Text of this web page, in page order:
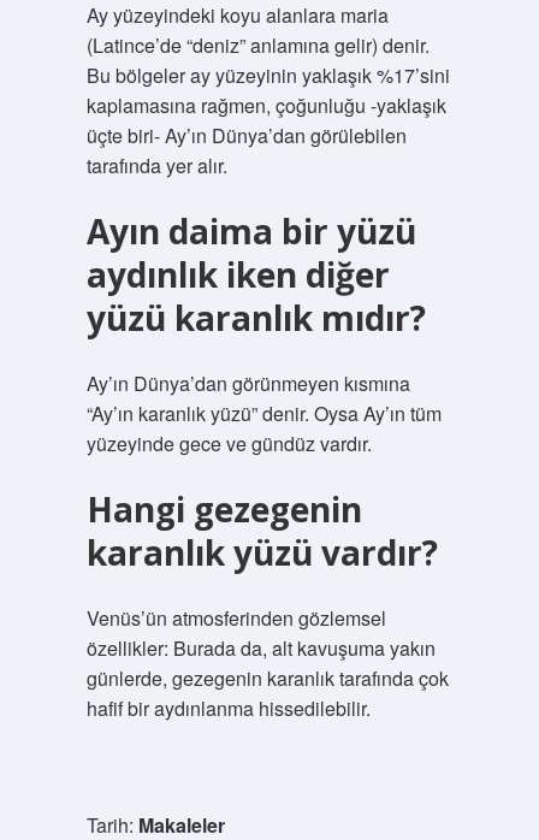
Ay yüzeyindeki koyu alanlara maria
(Latince’de “deniz” anlamına gelir) denir.
Bu bölgeler ay yüzeyinin yaklaşık %17’sini
kaplamasına rağmen, çoğunluğu -yaklaşık
üçte biri- Ay’ın Dünya’dan görülebilen
tarafında yer alır.
Ayın daima bir yüzü
aydınlık iken diğer
yüzü karanlık mıdır?
Ay’ın Dünya’dan görünmeyen kısmına
“Ay’ın karanlık yüzü” denir. Oysa Ay’ın tüm
yüzeyinde gece ve gündüz vardır.
Hangi gezegenin
karanlık yüzü vardır?
Venüs’ün atmosferinden gözlemsel
özellikler: Burada da, alt kavuşuma yakın
günlerde, gezegenin karanlık tarafında çok
hafif bir aydınlanma hissedilebilir.
Tarih: Makaleler